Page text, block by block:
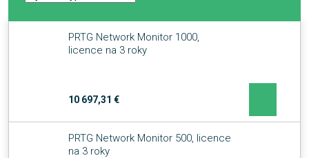
PRTG Network Monitor 1000,
licence na 3 roky
10 697,31 €
PRTG Network Monitor 500, licence
na 3 roky